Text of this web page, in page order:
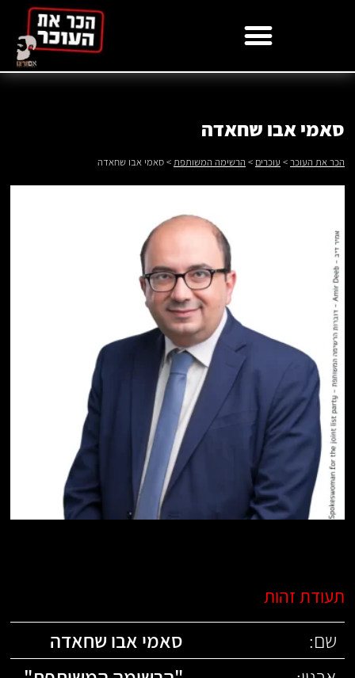
תעודת זהות
שם:
סאמי אבו שחאדה
סאמי אבו שחאדה
הכר את העוכר> עוכרים > הרשימה המשותפת>סאמי אבו שחאדה